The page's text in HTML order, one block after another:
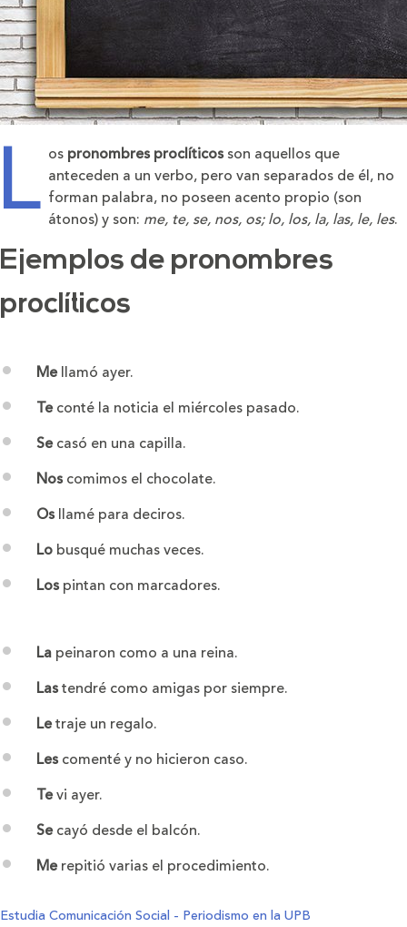
os pronombres proclíticos son aquellos que
anteceden a un verbo, pero van separados de él, no
forman palabra, no poseen acento propio (son
átonos) y son: me, te, se, nos, os; lo, los, la, las, le, les.
Ejemplos de pronombres
proclíticos
Mellamó ayer.
Teconté la noticia el miércoles pasado.
Secasó en una capilla.
Nos comimos el chocolate.
Os llamé para deciros.
Lo busqué muchas veces.
Los pintan con marcadores.
La peinaron como a una reina.
Lastendré como amigas por siempre.
Letraje un regalo.
Les comenté y no hicieron caso.
Tevi ayer.
Secayó desde el balcón.
Merepitió varias el procedimiento.
Estudia Comunicación Social - Periodismo en la UPB